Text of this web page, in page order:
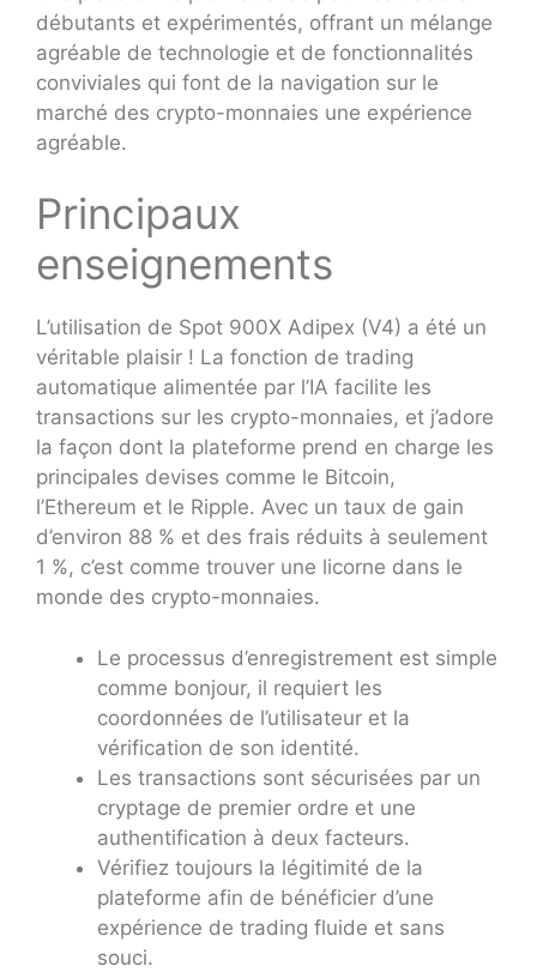
débutants et expérimentés, offrant un mélange
agréable de technologie et de fonctionnalités
conviviales qui font de la navigation sur le
marché des crypto-monnaies une expérience
agréable.
Principaux
enseignements
L’utilisation de Spot 900X Adipex (V4) a été un
véritable plaisir ! La fonction de trading
automatique alimentée par l’IA facilite les
transactions sur les crypto-monnaies, et j’adore
la façon dont la plateforme prend en charge les
principales devises comme le Bitcoin,
l’Ethereum et le Ripple. Avec un taux de gain
d’environ 88 % et des frais réduits à seulement
1 %, c’est comme trouver une licorne dans le
monde des crypto-monnaies.
Le processus d’enregistrement est simple
comme bonjour, il requiert les
coordonnées de l’utilisateur et la
vérification de son identité.
Les transactions sont sécurisées par un
cryptage de premier ordre et une
authentification à deux facteurs.
Vérifiez toujours la légitimité de la
plateforme afin de bénéficier d’une
expérience de trading fluide et sans
souci.